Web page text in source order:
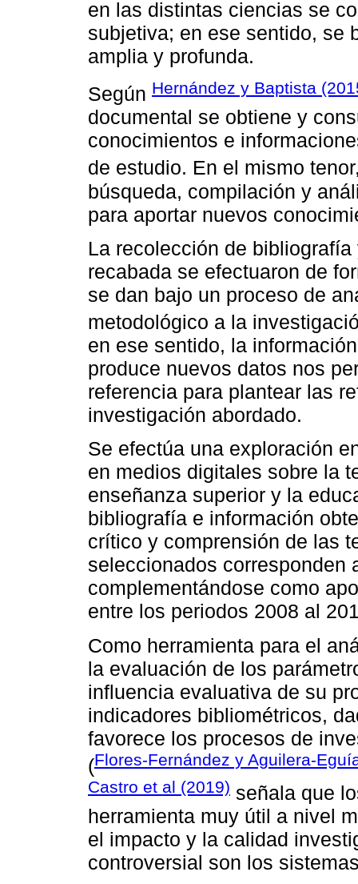
en las distintas ciencias se
subjetiva; en ese sentido, se
amplia y profunda.
Según Hernández y Baptista
documental se obtiene y
conocimientos e
de estudio. En el mismo
búsqueda, compilación y
para aportar nuevos
La recolección de
recabada se efectuaron de
se dan bajo un proceso de
metodológico a la
en ese sentido, la
produce nuevos datos nos
referencia para plantear las
investigación abordado.
Se efectúa una exploración
en medios digitales sobre la
enseñanza superior y la
bibliografía e información
crítico y comprensión de las
seleccionados corresponden
complementándose como
entre los periodos 2008 al
Como herramienta para el
la evaluación de los
influencia evaluativa de su
indicadores bibliométricos,
favorece los procesos de
(Flores-Fernández y Aguilera-
Castro et al (2019) señala que
herramienta muy útil a nivel
el impacto y la calidad
controversial son los